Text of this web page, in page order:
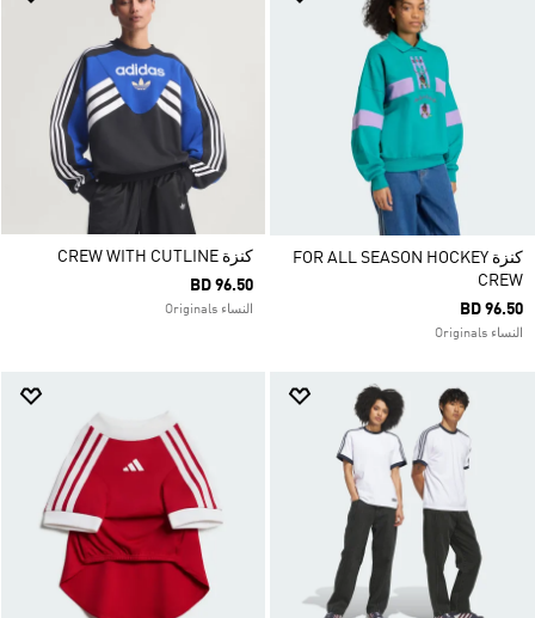
كنزة FOR ALL SEASON HOCKEY
CREW
BD 96.50
النساء Originals
كنزة CREW WITH CUTLINE
BD 96.50
النساء Originals